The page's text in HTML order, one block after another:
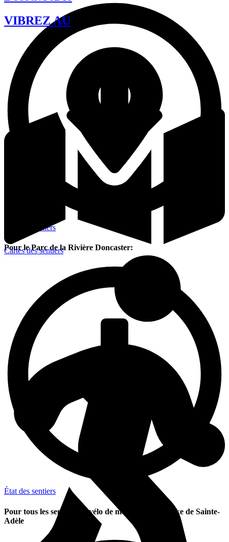
VIBREZ AU
Cartes des sentiers
État des sentiers
Pour le Parc de la Rivière Doncaster:
État des sentiers
Pour tous les sentiers de vélo de montagne et fatbike de Sainte-
Adèle